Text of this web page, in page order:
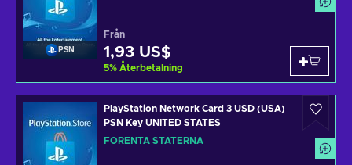
PSN
Från
1,93 US$
5% Återbetalning
PlayStation Network Card 3 USD (USA)
PSN Key UNITED STATES
FÖRENTA STATERNA